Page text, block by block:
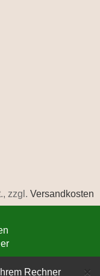
×
Rechner
zzgl. Versandkosten